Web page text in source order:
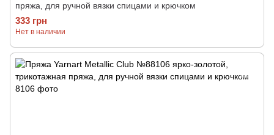
пряжа, для ручной вязки спицами и крючком
333 грн
Нет в наличии